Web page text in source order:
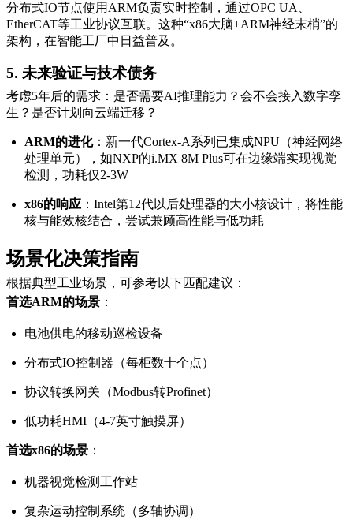
分布式IO节点使用ARM负责实时控制，通过OPC UA、
EtherCAT等工业协议互联。这种“x86大脑+ARM神经末梢”的
架构，在智能工厂中日益普及。
5. 未来验证与技术债务
考虑5年后的需求：是否需要AI推理能力？会不会接入数字孪
生？是否计划向云端迁移？
ARM的进化：新一代Cortex-A系列已集成NPU（神经网络
处理单元），如NXP的i.MX 8M Plus可在边缘端实现视觉
检测，功耗仅2-3W
x86的响应 ：Intel第12代以后处理器的大小核设计，将性能
核与能效核结合，尝试兼顾高性能与低功耗
场景化决策指南
根据典型工业场景，可参考以下匹配建议：
首选ARM的场景 ：
电池供电的移动巡检设备
分布式IO控制器（每柜数十个点）
协议转换网关（Modbus转Profinet）
低功耗HMI（4-7英寸触摸屏）
首选x86的场景 ：
机器视觉检测工作站
复杂运动控制系统（多轴协调）